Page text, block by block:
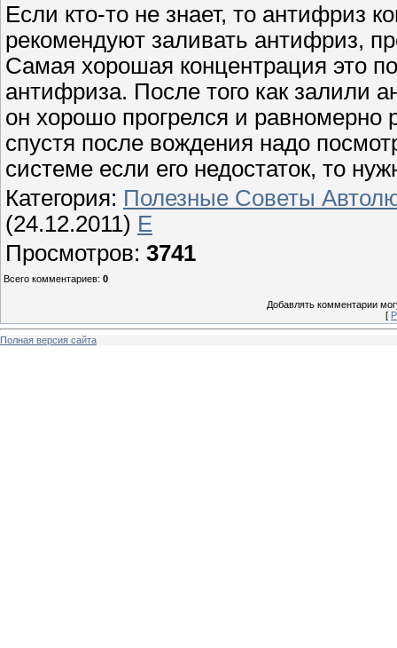
Если кто-то не знает, то антифриз
рекомендуют заливать антифриз,
Самая хорошая концентрация это
антифриза. После того как залили
он хорошо прогрелся и равномерно
спустя после вождения надо
системе если его недостаток, то
Категория: Полезные Советы
(24.12.2011) E
Просмотров: 3741
Всего комментариев: 0
Добавлять комментарии
[
Полная версия сайта